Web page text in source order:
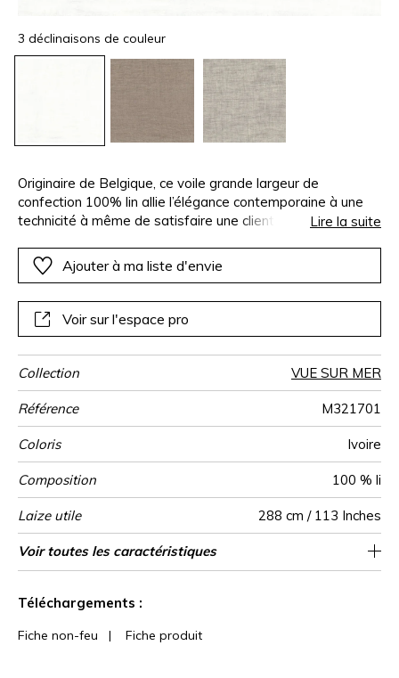
3 déclinaisons de couleur
Originaire de Belgique, ce voile grande largeur de
confection 100% lin allie l’élégance contemporaine à une
technicité à même de satisfaire une clientèle exigeante.
très ancien constituant toujours, en vertu de son grillage
aéré, le support privilégié de la broderie et du point de
finition artisanale, dite Stone Wash – réalisée, comme son
nom le suggère, à grand renfort d’eau et de pierres de
ponce naturelles – assouplit et aère les fibres
extrêmement fines et resserrées du lin.
Lire la suite
Ajouter à ma liste d'envie
Voir sur l'espace pro
Collection VUE SUR MER
Référence M321701
Coloris Ivoire
Composition 100 % li
Laize utile 288 cm / 113 Inches
Raccord Raccord libre
Sens De large
Poids g/m² 180
Performance
Accoustique
aw - 0.15
Usage
Entretien
Pays d'origine Belgique
Caractéristiques
Outdoor
Particularités Master of Linen
Voir toutes les caractéristiques
Téléchargements :
Fiche non-feu | Fiche produit